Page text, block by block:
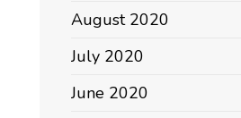
August 2020
July 2020
June 2020